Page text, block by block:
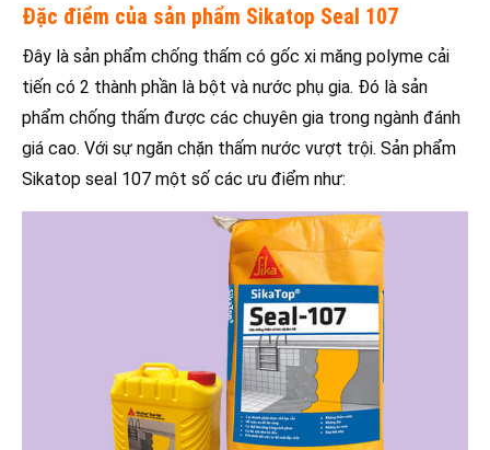
Đặc điểm của sản phẩm Sikatop Seal 107
Đây là sản phẩm chống thấm có gốc xi măng polyme cải
tiến có 2 thành phần là bột và nước phụ gia. Đó là sản
phẩm chống thấm được các chuyên gia trong ngành đánh
giá cao. Với sự ngăn chặn thấm nước vượt trội. Sản phẩm
Sikatop seal 107 một số các ưu điểm như: